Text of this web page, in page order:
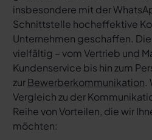
insbesondere mit der
Schnittstelle hocheffektive
Unternehmen geschaffen.
vielfältig – vom Vertrieb und
Kundenservice bis hin zum
zurBewerberkommunikation.
Vergleich zu der
Reihe von Vorteilen, die wir
möchten: